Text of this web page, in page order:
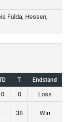
Fulda, Hessen,
T Endstand
0 0
Loss
— 38 Win